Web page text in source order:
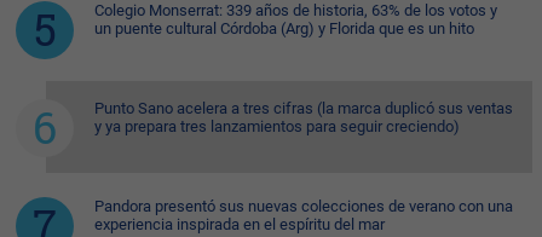
Colegio Monserrat: 339 años de historia, 63% de los votos y
un puente cultural Córdoba (Arg) y Florida que es un hito
Punto Sano acelera a tres cifras (la marca duplicó sus ventas
y ya prepara tres lanzamientos para seguir creciendo)
Pandora presentó sus nuevas colecciones de verano con una
experiencia inspirada en el espíritu del mar